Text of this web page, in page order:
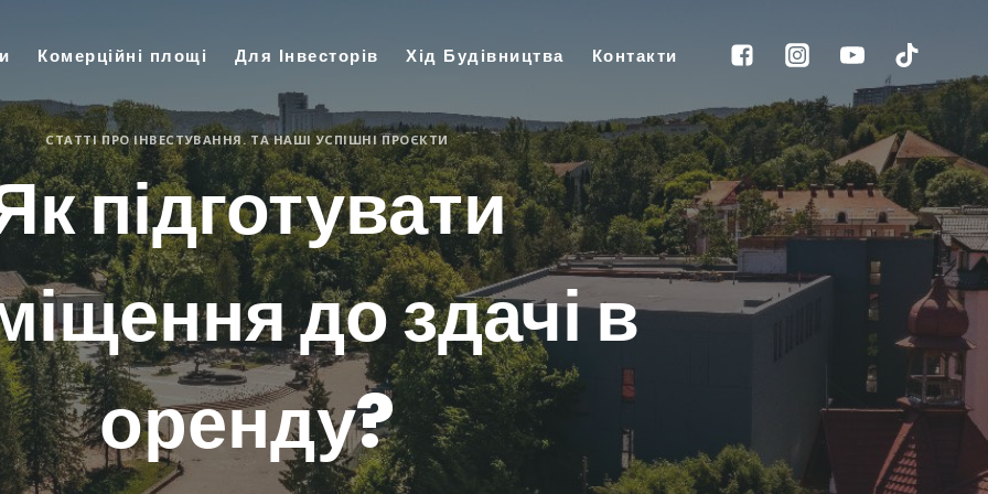
Комерційні площі Для Інвесторів Хід Будівництва Контакти
СТАТТІ ПРО ІНВЕСТУВАННЯ. ТА НАШІ УСПІШНІ ПРОЄКТИ
підготувати
до здачі в
оренду?